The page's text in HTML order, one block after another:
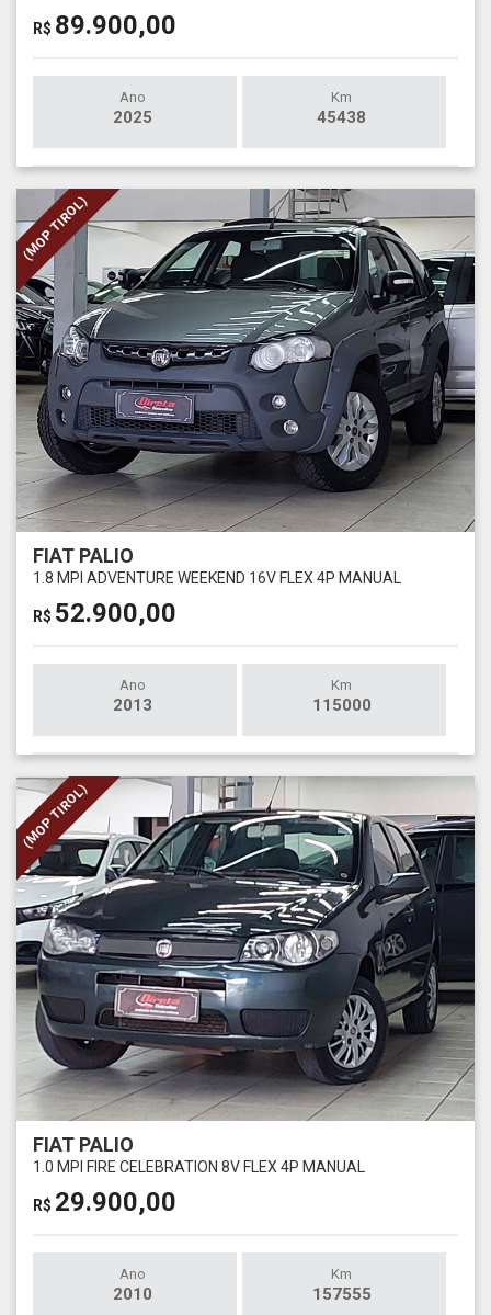
R$ 89.900,00
Ano
2025
Km
45438
(MOP TIROL)
FIAT PALIO
1.8 MPI ADVENTURE WEEKEND 16V FLEX 4P MANUAL
R$ 52.900,00
Ano
2013
Km
115000
(MOP TIROL)
FIAT PALIO
1.0 MPI FIRE CELEBRATION 8V FLEX 4P MANUAL
R$ 29.900,00
Ano
2010
Km
157555